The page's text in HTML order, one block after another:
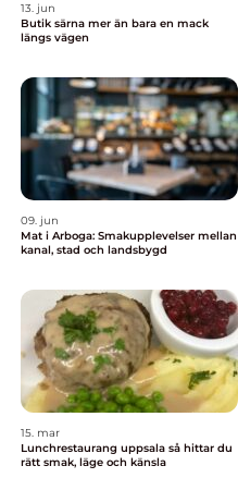
13. jun
Butik särna mer än bara en mack
längs vägen
09. jun
Mat i Arboga: Smakupplevelser mellan
kanal, stad och landsbygd
15. mar
Lunchrestaurang uppsala så hittar du
rätt smak, läge och känsla